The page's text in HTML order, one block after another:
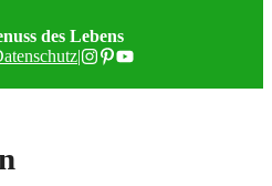
des Lebens
|